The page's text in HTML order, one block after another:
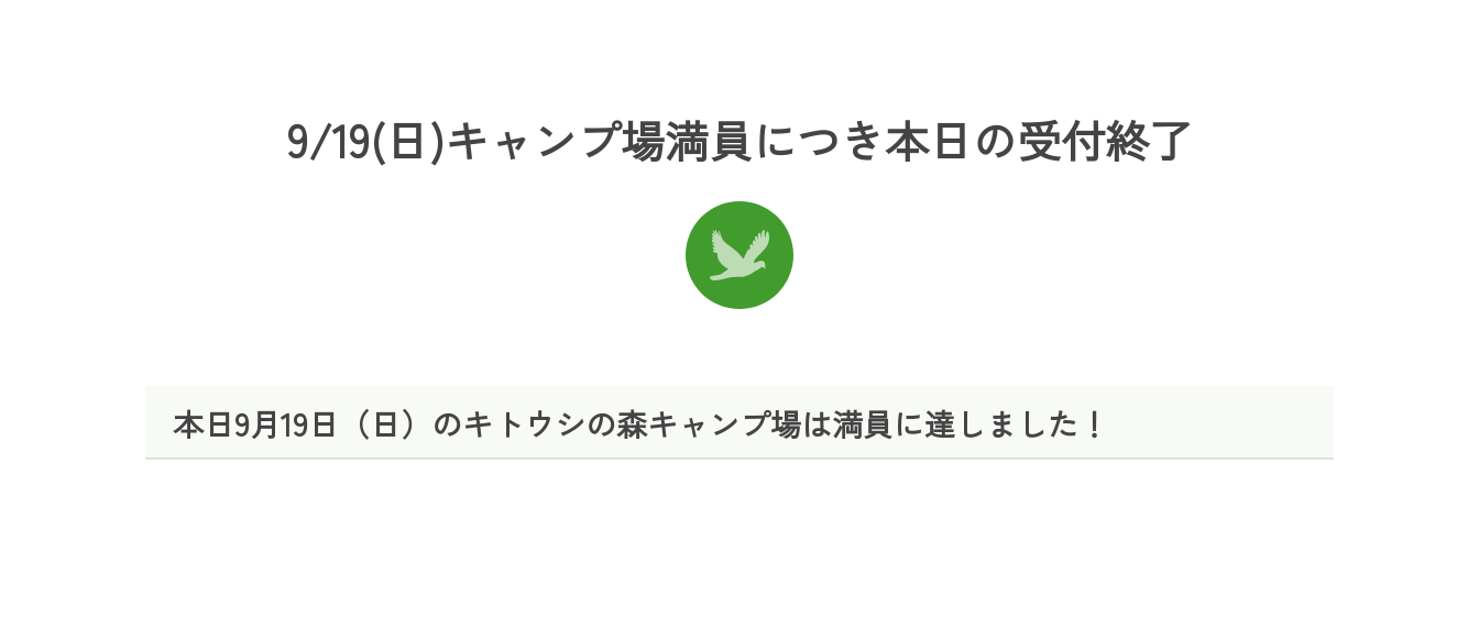
9/19(日)キャンプ場満員につき本日の受付終了
本日9月19日（日）のキトウシの森キャンプ場は満員に達しました！